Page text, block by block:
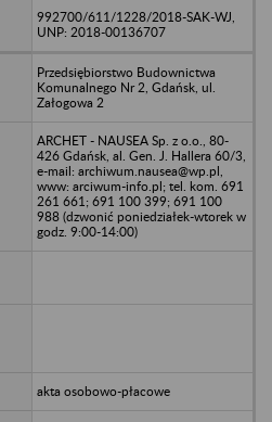
992700/611/1228/2018-SAK-WJ,
UNP: 2018-00136707
Przedsiębiorstwo Budownictwa
Komunalnego Nr 2, Gdańsk, ul.
Załogowa 2
ARCHET - NAUSEA Sp. z o.o., 80-
426 Gdańsk, al. Gen. J. Hallera 60/3,
e-mail: archiwum.nausea@wp.pl,
www: arciwum-info.pl; tel. kom. 691
261 661; 691 100 399; 691 100
988 (dzwonić poniedziałek-wtorek w
godz. 9:00-14:00)
akta osobowo-płacowe